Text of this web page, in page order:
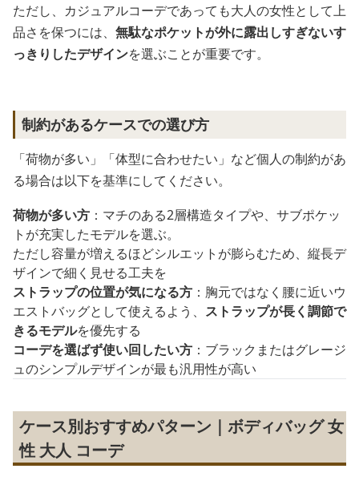
ただし、カジュアルコーデであっても大人の女性として上
品さを保つには、 無駄なポケットが外に露出しすぎないす
っきりしたデザインを選ぶことが重要です。
制約があるケースでの選び方
「荷物が多い」「体型に合わせたい」など個人の制約があ
る場合は以下を基準にしてください。
荷物が多い方 ：マチのある2層構造タイプや、サブポケッ
トが充実したモデルを選ぶ。
ただし容量が増えるほどシルエットが膨らむため、縦長デ
ザインで細く見せる工夫を
ストラップの位置が気になる方 ：胸元ではなく腰に近いウ
エストバッグとして使えるよう、 ストラップが長く調節で
きるモデルを優先する
コーデを選ばず使い回したい方 ：ブラックまたはグレージ
ュのシンプルデザインが最も汎用性が高い
ケース別おすすめパターン｜ボディバッグ 女
性 大人 コーデ